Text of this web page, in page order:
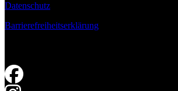
Datenschutz
Barrierefreiheitserklärung